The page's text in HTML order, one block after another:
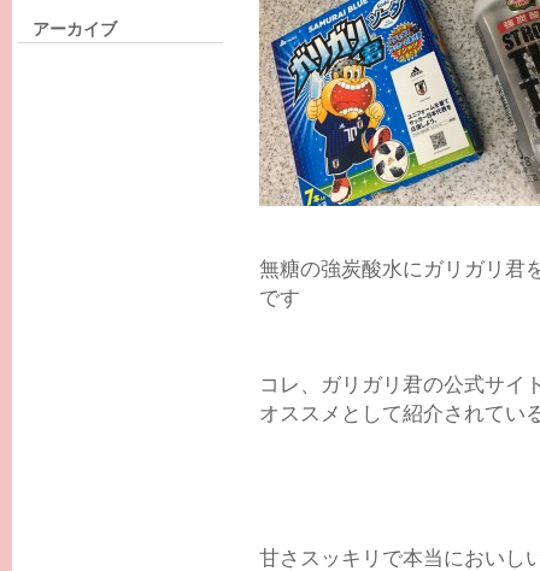
アーカイブ
無糖の強炭酸水にガリガリ君
です
コレ、ガリガリ君の公式サイ
オススメとして紹介されてい
甘さスッキリで本当においし